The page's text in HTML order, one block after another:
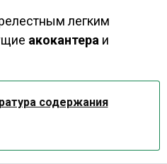
легким
акокантера и
содержания